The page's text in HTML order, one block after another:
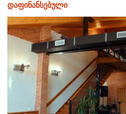
დაფინანსებული